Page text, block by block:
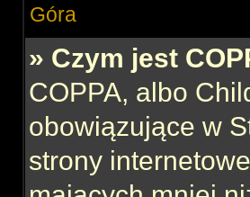
Góra
» Czym jest
COPPA, albo
obowiązujące w
strony